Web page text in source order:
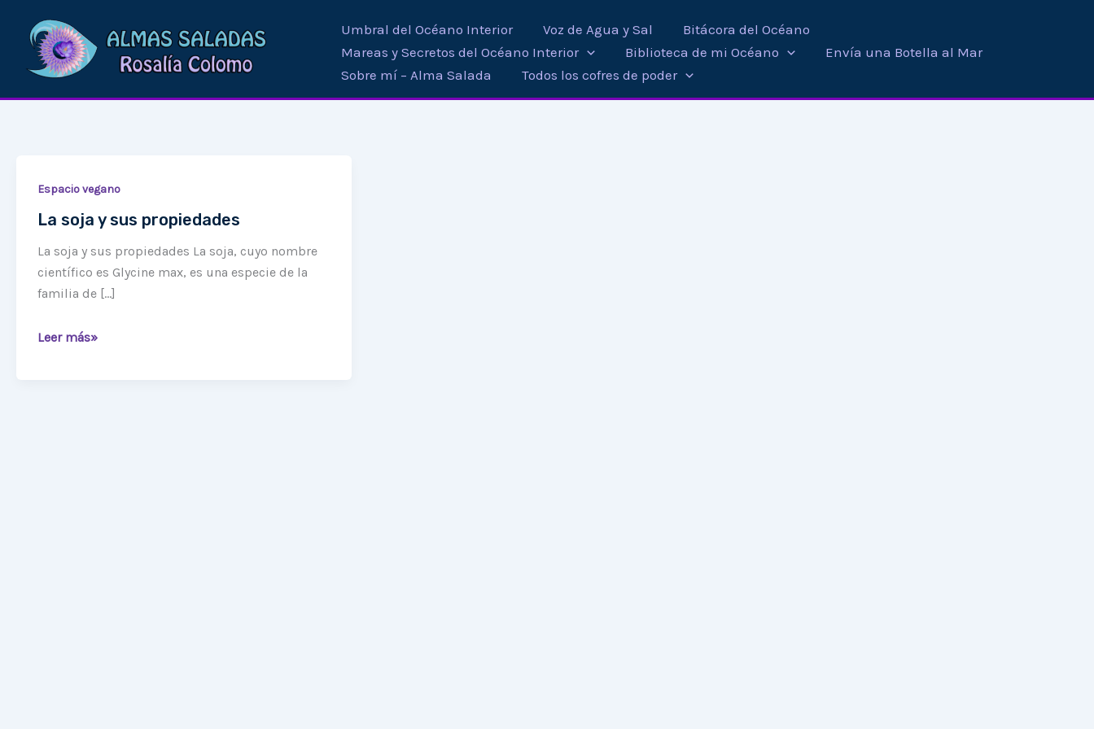
contenido
Umbral del Océano Interior Voz de Agua y Sal
Bitácora del Océano
Mareas y Secretos del Océano Interior
Biblioteca de mi Océano
Envía una Botella al Mar
Sobre mí – Alma Salada
Todos los cofres de poder
Espacio vegano
La soja y sus propiedades
La soja y sus propiedades La soja, cuyo nombre
científico es Glycine max, es una especie de la
familia de […]
La
y
sus
propiedades
Leer más»